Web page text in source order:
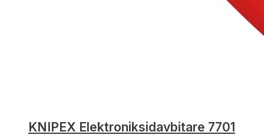
KNIPEX Elektroniksidavbitare 7701